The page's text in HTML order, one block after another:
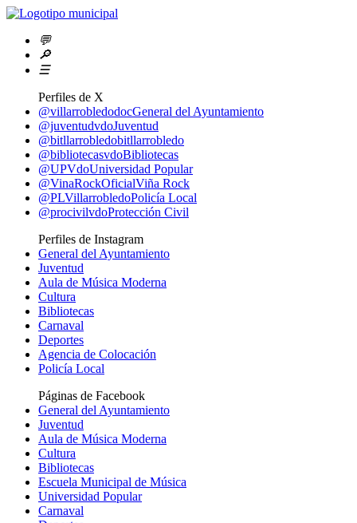
💬
🔎
☰
Perfiles de X
@villarrobledodocGeneral del Ayuntamiento
@juventudvdoJuventud
@bitllarrobledobitllarrobledo
@bibliotecasvdoBibliotecas
@UPVdoUniversidad Popular
@VinaRockOficialViña Rock
@PLVillarrobledoPolicía Local
@procivilvdoProtección Civil
Perfiles de Instagram
General del Ayuntamiento
Juventud
Aula de Música Moderna
Cultura
Bibliotecas
Carnaval
Deportes
Agencia de Colocación
Policía Local
Páginas de Facebook
General del Ayuntamiento
Juventud
Aula de Música Moderna
Cultura
Bibliotecas
Escuela Municipal de Música
Universidad Popular
Carnaval